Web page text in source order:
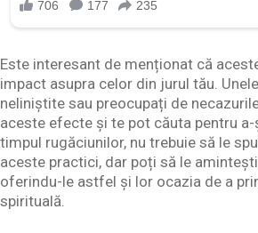
Este interesant de menționat că
impact asupra celor din jurul tău.
neliniștite sau preocupați de
aceste efecte și te pot căuta pentru a-
timpul rugăciunilor, nu trebuie să le
aceste practici, dar poți să le
oferindu-le astfel și lor ocazia de a
spirituală.